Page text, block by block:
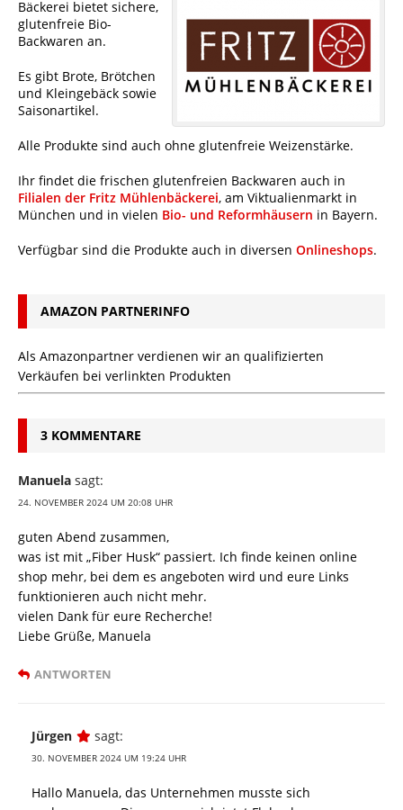
Bäckerei bietet sichere,
glutenfreie Bio-
Backwaren an.
Es gibt Brote, Brötchen
und Kleingebäck sowie
Saisonartikel.
Alle Produkte sind auch ohne glutenfreie Weizenstärke.
Ihr findet die frischen glutenfreien Backwaren auch in
Filialen der Fritz Mühlenbäckerei, am Viktualienmarkt in
München und in vielen Bio- und Reformhäusern in Bayern.
Verfügbar sind die Produkte auch in diversen Onlineshops.
AMAZON PARTNERINFO
Als Amazonpartner verdienen wir an qualifizierten
Verkäufen bei verlinkten Produkten
3 KOMMENTARE
Manuela sagt:
24. NOVEMBER 2024 UM 20:08 UHR
guten Abend zusammen,
was ist mit „Fiber Husk“ passiert. Ich finde keinen online
shop mehr, bei dem es angeboten wird und eure Links
funktionieren auch nicht mehr.
vielen Dank für eure Recherche!
Liebe Grüße, Manuela
ANTWORTEN
Jürgen sagt:
30. NOVEMBER 2024 UM 19:24 UHR
Hallo Manuela, das Unternehmen musste sich